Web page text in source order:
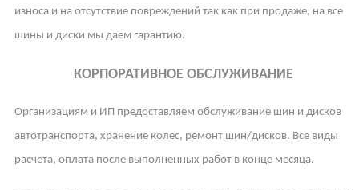
износа и на отсутствие повреждений так как при продаже, на все
шины и диски мы даем гарантию.
КОРПОРАТИВНОЕ ОБСЛУЖИВАНИЕ
Организациям и ИП предоставляем обслуживание шин и дисков
автотранспорта, хранение колес, ремонт шин/дисков. Все виды
расчета, оплата после выполненных работ в конце месяца.